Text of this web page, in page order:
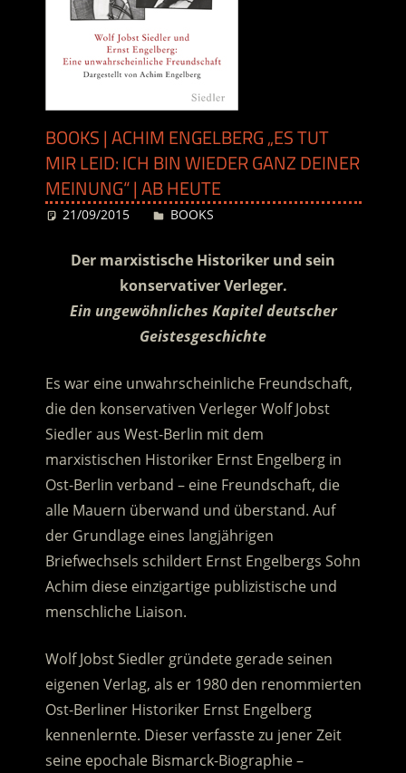
BOOKS | ACHIM ENGELBERG „ES TUT
MIR LEID: ICH BIN WIEDER GANZ DEINER
MEINUNG“ | AB HEUTE
21/09/2015 Desiree
BOOKS
Der marxistische Historiker und sein
konservativer Verleger.
Ein ungewöhnliches Kapitel deutscher
Geistesgeschichte
Es war eine unwahrscheinliche Freundschaft,
die den konservativen Verleger Wolf Jobst
Siedler aus West-Berlin mit dem
marxistischen Historiker Ernst Engelberg in
Ost-Berlin verband – eine Freundschaft, die
alle Mauern überwand und überstand. Auf
der Grundlage eines langjährigen
Briefwechsels schildert Ernst Engelbergs Sohn
Achim diese einzigartige publizistische und
menschliche Liaison.
Wolf Jobst Siedler gründete gerade seinen
eigenen Verlag, als er 1980 den renommierten
Ost-Berliner Historiker Ernst Engelberg
kennenlernte. Dieser verfasste zu jener Zeit
seine epochale Bismarck-Biographie –